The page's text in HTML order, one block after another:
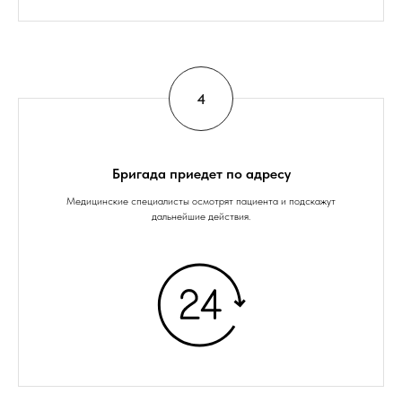
Бригада приедет по адресу
Медицинские специалисты осмотрят пациента и подскажут
дальнейшие действия.